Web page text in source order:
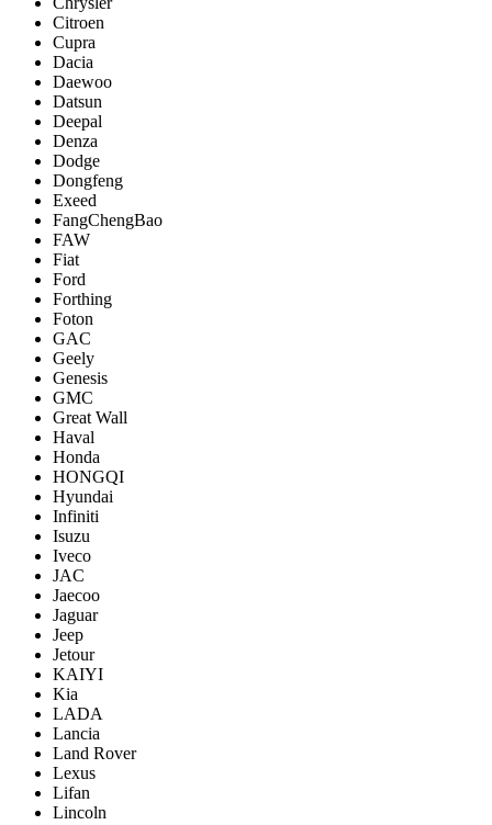
Citroen
Cupra
Dacia
Daewoo
Datsun
Deepal
Denza
Dodge
Dongfeng
Exeed
FangChengBao
FAW
Fiat
Ford
Forthing
Foton
GAC
Geely
Genesis
GMC
Great Wall
Haval
Honda
HONGQI
Hyundai
Infiniti
Isuzu
Iveco
JAC
Jaecoo
Jaguar
Jeep
Jetour
KAIYI
Kia
LADA
Lancia
Land Rover
Lexus
Lifan
Lincoln